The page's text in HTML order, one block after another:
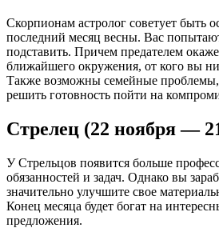
Скорпионам астролог советует быть
последний месяц весны. Вас
подставить. Причем предателем
ближайшего окружения, от кого вы
Также возможны семейные
решить готовность пойти на
Стрелец (22 ноября —
У Стрельцов появится больше
обязанностей и задач. Однако вы
значительно улучшите свое
Конец месяца будет богат на
предложения.